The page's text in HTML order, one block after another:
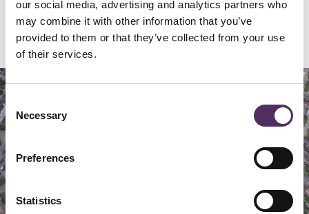
our social media, advertising and analytics partners who
may combine it with other information that you’ve
provided to them or that they’ve collected from your use
of their services.
Consent
Selection
Necessary
Preferences
Statistics
Locatie
Map Satellite